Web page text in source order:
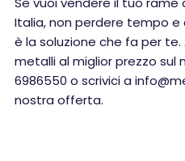
Italia, non perdere tempo
è la soluzione che fa per
metalli al miglior prezzo sul
6986550 o scrivici a
nostra offerta.